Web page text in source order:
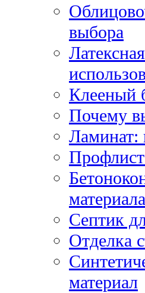
выбора
Клееный
Почему
Ламинат:
материала
Септик
Отделка
материал